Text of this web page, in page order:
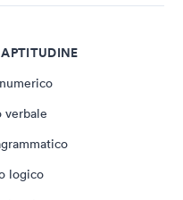
verbale
logico